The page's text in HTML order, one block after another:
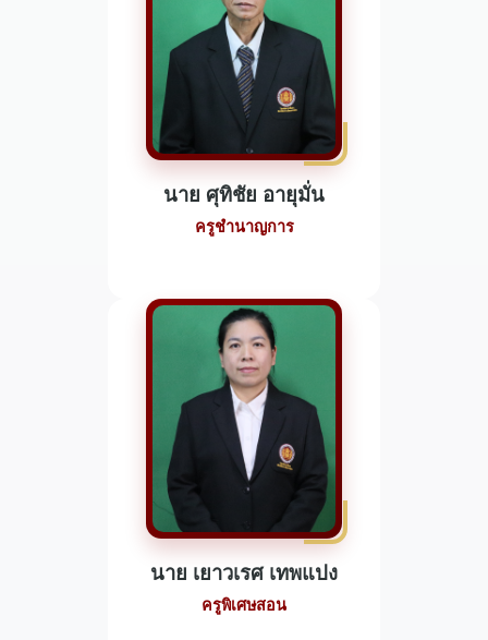
นาย ศุทิชัย อายุมั่น
ครูชำนาญการ
นาย เยาวเรศ เทพแปง
ครูพิเศษสอน